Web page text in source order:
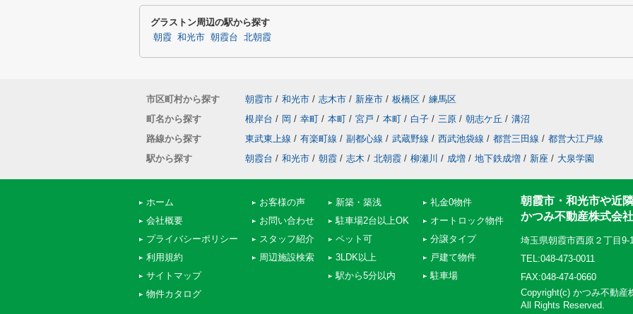
グラストン周辺の駅から探す
朝霞 和光市 朝霞台 北朝霞
市区町村から探す 朝霞市 / 和光市 / 志木市 / 新座市 / 板橋区 / 練馬区
町名から探す
根岸台 / 岡 / 幸町 / 本町 / 宮戸 / 本町 / 白子 / 三原 / 朝志ケ丘 / 溝沼
路線から探す
東武東上線 / 有楽町線 / 副都心線 / 武蔵野線 / 西武池袋線 / 都営三田線 / 都営大江戸線
駅から探す
朝霞台 / 和光市 / 朝霞 / 志木 / 北朝霞 / 柳瀬川 / 成増 / 地下鉄成増 / 新座 / 大泉学園
ホーム
会社概要
プライバシーポリシー
利用規約
サイトマップ
物件カタログ
お客様の声
お問い合わせ
スタッフ紹介
周辺施設検索
新築・築浅
駐車場2台以上OK
ペット可
3LDK以上
駅から5分以内
礼金0物件
オートロック物件
分譲タイプ
戸建て物件
駐車場
朝霞市・和光市や近
かつみ不動産株式会社
埼玉県朝霞市西原２丁目
TEL:048-473-0011
FAX:048-474-0660
Copyright(c) かつみ不動産
All Rights Reserved.